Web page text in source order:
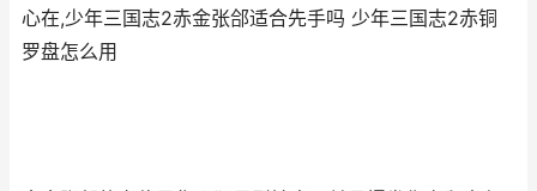
心在,少年三国志2赤金张郃适合先手吗 少年三国志2赤铜
罗盘怎么用